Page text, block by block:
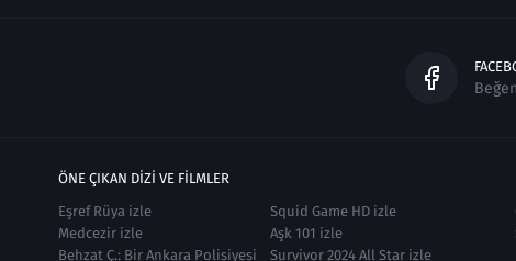
Beğen
ÖNE ÇIKAN DIZI VE FILMLER
Eşref Rüya izle
Medcezir izle
Behzat Ç.: Bir Ankara Polisiyesi
Squid Game HD izle
Aşk 101 izle
Survivor 2024 All Star izle